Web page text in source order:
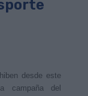
desde este
campaña del